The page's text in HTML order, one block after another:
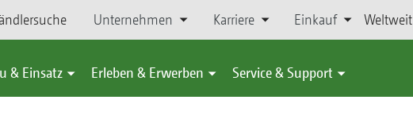
Unternehmen Karriere Einkauf Weltweit
& Einsatz Erleben & Erwerben Service & Support